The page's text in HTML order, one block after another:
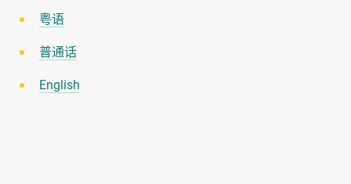
粤语
普通话
English